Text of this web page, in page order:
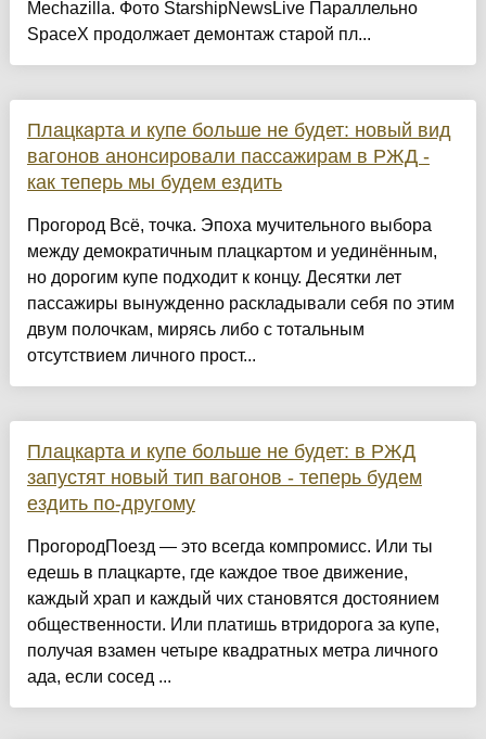
Mechazilla. Фото StarshipNewsLive Параллельно
SpaceX продолжает демонтаж старой пл...
Плацкарта и купе больше не будет: новый вид
вагонов анонсировали пассажирам в РЖД -
как теперь мы будем ездить
Прогород Всё, точка. Эпоха мучительного выбора
между демократичным плацкартом и уединённым,
но дорогим купе подходит к концу. Десятки лет
пассажиры вынужденно раскладывали себя по этим
двум полочкам, мирясь либо с тотальным
отсутствием личного прост...
Плацкарта и купе больше не будет: в РЖД
запустят новый тип вагонов - теперь будем
ездить по-другому
ПрогородПоезд — это всегда компромисс. Или ты
едешь в плацкарте, где каждое твое движение,
каждый храп и каждый чих становятся достоянием
общественности. Или платишь втридорога за купе,
получая взамен четыре квадратных метра личного
ада, если сосед ...